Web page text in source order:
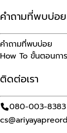
คำถามที่พบบ่อย
คำถามที่พบบ่อย
How To ขั้นตอนกา
ติดต่อเรา
080-003-8383